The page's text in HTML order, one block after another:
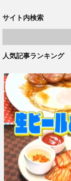
サイト内検索
人気記事ランキング